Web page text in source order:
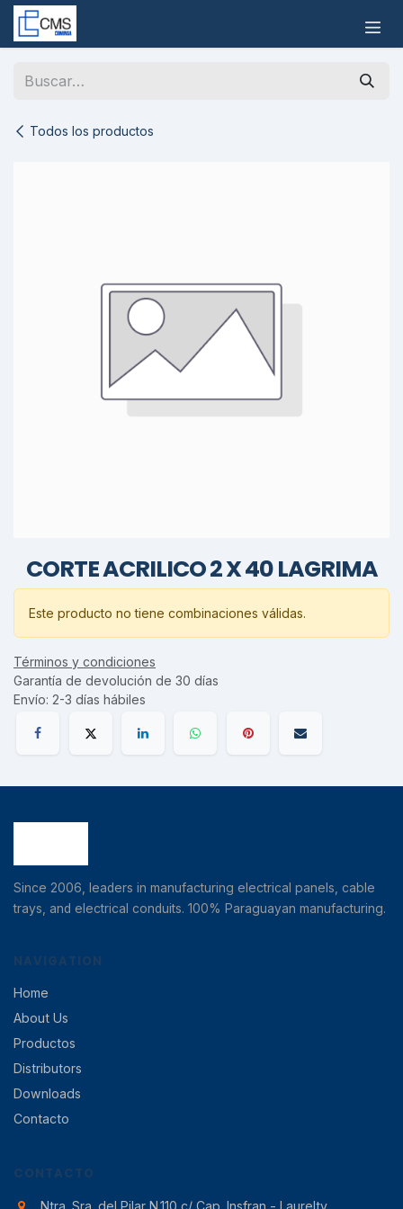
Ir al contenido
Todos los productos
CORTE ACRILICO 2 X 40 LAGRIMA
Este producto no tiene combinaciones válidas.
Términos y condiciones
Garantía de devolución de 30 días
Envío: 2-3 días hábiles
Since 2006, leaders in manufacturing electrical panels, cable
trays, and electrical conduits. 100% Paraguayan manufacturing.
NAVIGATION
Home
About Us
Productos
Distributors
Downloads
Contacto
CONTACTO